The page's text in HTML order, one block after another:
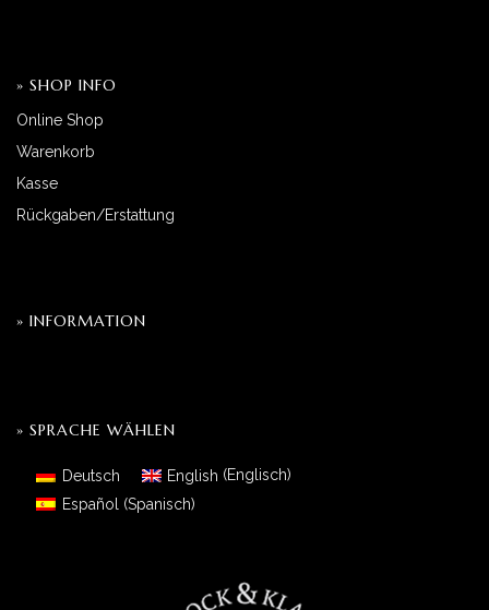
» SHOP INFO
Online Shop
Warenkorb
Kasse
Rückgaben/Erstattung
» INFORMATION
» SPRACHE WÄHLEN
Deutsch English (Englisch)
Español
(Spanisch)